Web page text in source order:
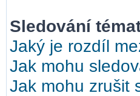
Sledování
Jaký je rozdíl
Jak mohu
Jak mohu zrušit